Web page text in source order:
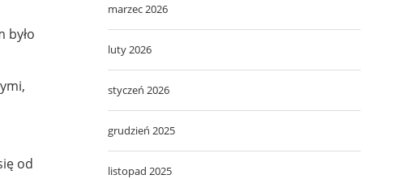
było
od
marzec 2026
luty 2026
styczeń 2026
grudzień 2025
listopad 2025